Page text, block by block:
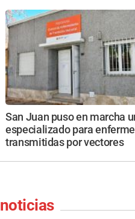
San Juan puso en marcha
especializado para
transmitidas por vectores
noticias